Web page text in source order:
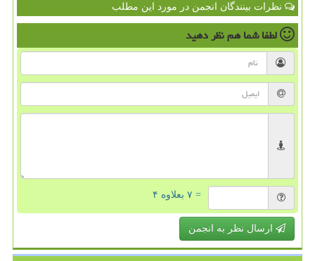
نظرات بینندگان انجمن در مورد این مطلب
لطفا شما همنظر دهید
= ۷ بعلاوه ۴
ارسال نظر به انجمن